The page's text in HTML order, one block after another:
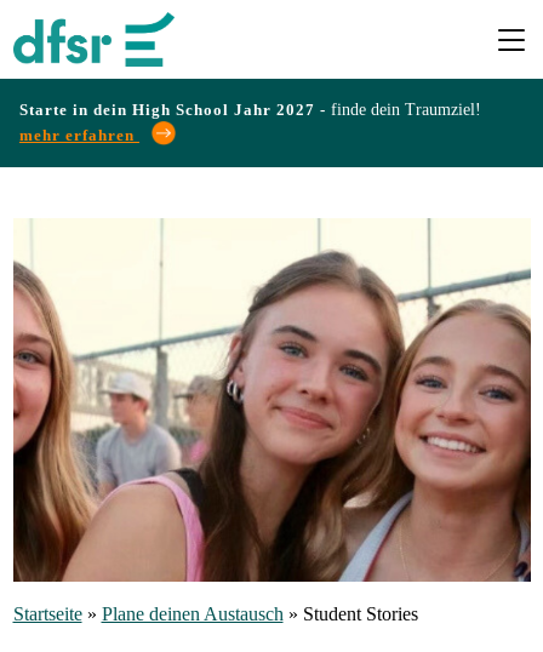
Starte in dein High School Jahr 2027 - finde dein Traumziel!
mehr erfahren
Programme
Infos
&
Erfahrungen
Preise
Gastfamilie
werden
Startseite» Plane deinen Austausch» Student Stories